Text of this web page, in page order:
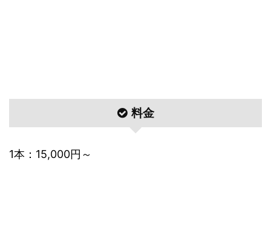
料金
1本：15,000円～